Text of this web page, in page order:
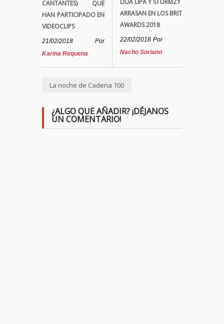
CANTANTES) QUE
HAN PARTICIPADO EN
VIDEOCLIPS
21/02/2018
Por
Karina Requena
DUA LIPA Y STORMZY
ARRASAN EN LOS BRIT
AWARDS 2018
22/02/2018 Por
Nacho Soriano
La noche de Cadena 100
¿ALGO QUE AÑADIR? ¡DÉJANOS
UN COMENTARIO!